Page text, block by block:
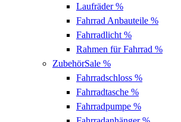
Laufräder%
Fahrrad Anbauteile %
Fahrradlicht %
Rahmen für Fahrrad %
ZubehörSale %
Fahrradschloss %
Fahrradtasche %
Fahrradpumpe %